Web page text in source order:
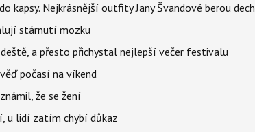
kapsy. Nejkrásnější outfity Jany Švandové berou dech
stárnutí mozku
a přesto přichystal nejlepší večer festivalu
počasí na víkend
že se žení
u lidí zatím chybí důkaz